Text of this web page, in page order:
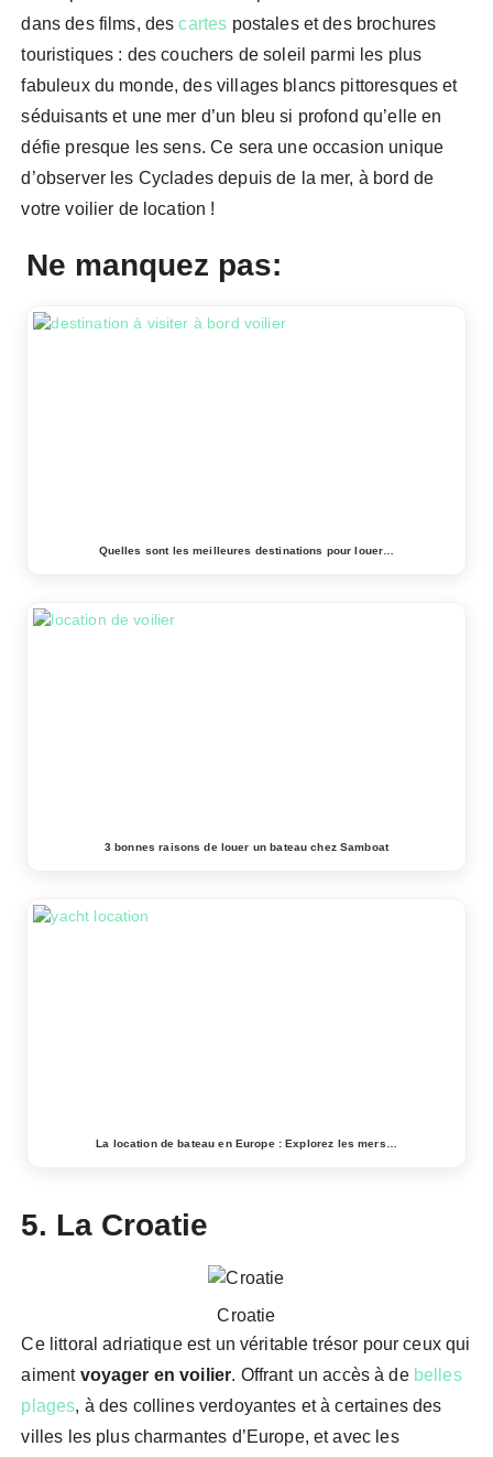
dans des films, descartes postales et des brochures
touristiques : des couchers de soleil parmi les plus
fabuleux du monde, des villages blancs pittoresques et
séduisants et une mer d’un bleu si profond qu’elle en
défie presque les sens. Ce sera une occasion unique
d’observer les Cyclades depuis de la mer, à bord de
votre voilier de location !
Ne manquez pas:
Quelles sont les meilleures destinations pour louer…
3 bonnes raisons de louer un bateau chez Samboat
La location de bateau en Europe : Explorez les mers…
5. La Croatie
Croatie
Ce littoral adriatique est un véritable trésor pour ceux qui
aiment voyager en voilier. Offrant un accès à de belles
plages, à des collines verdoyantes et à certaines des
villes les plus charmantes d’Europe, et avec les